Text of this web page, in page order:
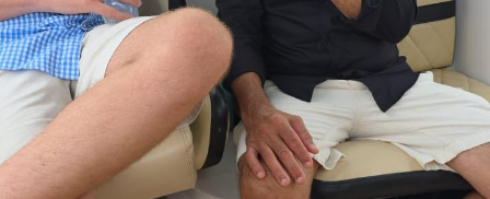
Passe um bom hidratante para termos um bom
resultado;